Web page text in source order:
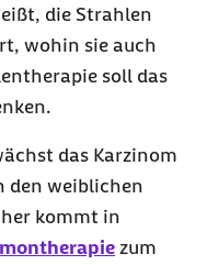
die Strahlen
wohin sie auch
soll das
das Karzinom
den weiblichen
kommt in
zum